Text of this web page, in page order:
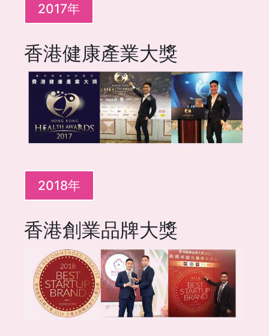
2017年
香港健康產業大獎
2018年
香港創業品牌大獎